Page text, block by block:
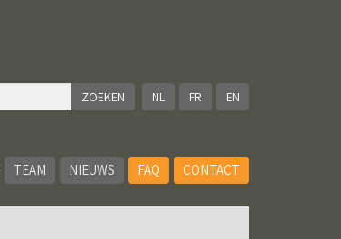
NL FR EN
TEAM NIEUWS FAQ CONTACT